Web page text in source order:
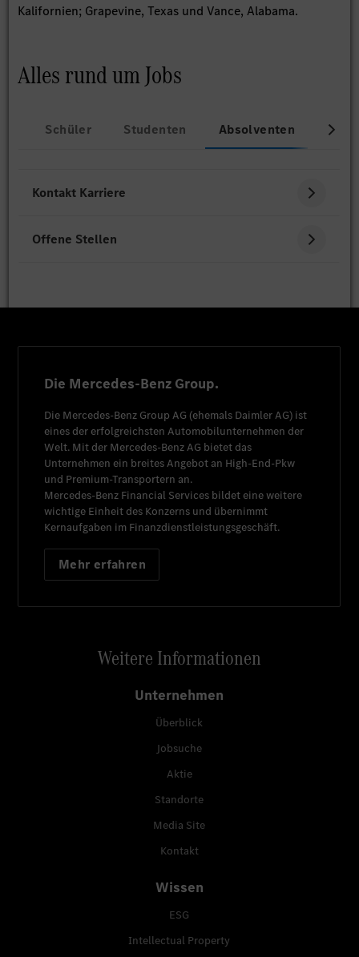
Kalifornien; Grapevine, Texas und Vance, Alabama.
Alles rund um Jobs
Schüler Studenten Absolventen
Kontakt Karriere
Offene Stellen
Die Mercedes-Benz Group.
Die Mercedes-Benz Group AG (ehemals Daimler AG) ist
eines der erfolgreichsten Automobilunternehmen der
Welt. Mit der Mercedes-Benz AG bietet das
Unternehmen ein breites Angebot an High-End-Pkw
und Premium-Transportern an.
Mercedes-Benz Financial Services bildet eine weitere
wichtige Einheit des Konzerns und übernimmt
Kernaufgaben im Finanzdienstleistungsgeschäft.
Mehr erfahren
Weitere Informationen
Unternehmen
Überblick
Jobsuche
Aktie
Standorte
Media Site
Kontakt
Wissen
ESG
Intellectual Property